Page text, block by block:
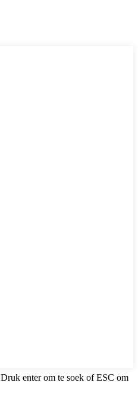
Druk enter om te soek of ESC om